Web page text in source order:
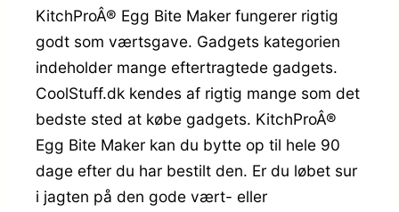
KitchProÂ® Egg Bite Maker fungerer rigtig
godt som værtsgave. Gadgets kategorien
indeholder mange eftertragtede gadgets.
CoolStuff.dk kendes af rigtig mange som det
bedste sted at købe gadgets. KitchProÂ®
Egg Bite Maker kan du bytte op til hele 90
dage efter du har bestilt den. Er du løbet sur
i jagten på den gode vært- eller